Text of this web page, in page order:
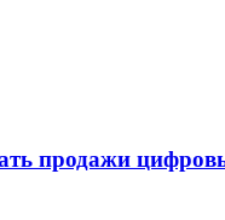
продажи